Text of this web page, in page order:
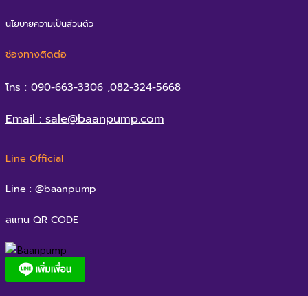
นโยบายความเป็นส่วนตัว
ช่องทางติดต่อ
โทร : 090-663-3306 ,082-324-5668
Email : sale@baanpump.com
Line Official
Line : @baanpump
สแกน QR CODE